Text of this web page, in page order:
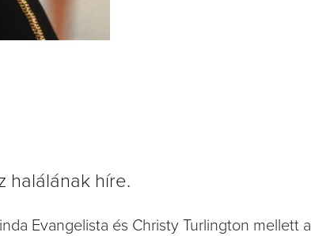
halálának híre.
Evangelista és Christy Turlington mellett a